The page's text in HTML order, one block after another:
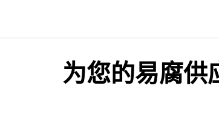
为您的易腐供